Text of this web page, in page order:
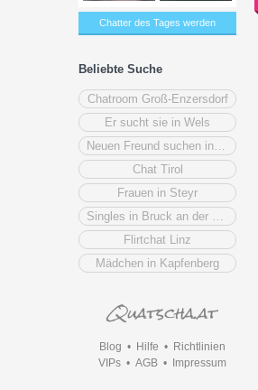
Chatter des Tages werden
Beliebte Suche
Chatroom Groß-Enzersdorf
Er sucht sie in Wels
Chat Tirol
Frauen in Steyr
Flirtchat Linz
Mädchen in Kapfenberg
Blog • Hilfe • Richtlinien
VIPs• AGB• Impressum